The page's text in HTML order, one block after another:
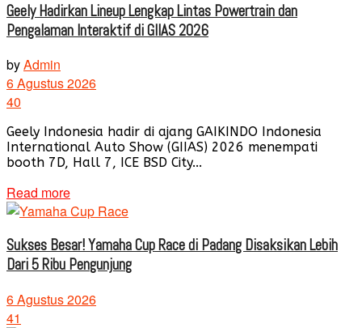
Geely Hadirkan Lineup Lengkap Lintas Powertrain dan
Pengalaman Interaktif di GIIAS 2026
byAdmin
6 Agustus 2026
40
Geely Indonesia hadir di ajang GAIKINDO Indonesia
International Auto Show (GIIAS) 2026 menempati
booth 7D, Hall 7, ICE BSD City...
Read more
Sukses Besar! Yamaha Cup Race di Padang Disaksikan Lebih
Dari 5 Ribu Pengunjung
6 Agustus 2026
41